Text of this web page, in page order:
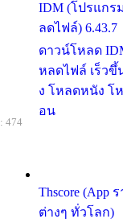
IDM (โปรแกรม
ลดไฟล์) 6.43.7
ดาวน์โหลด
หลดไฟล์ เร็วขึ้
ง โหลดหนัง โ
อน
Thscore (App
ต่างๆ ทั่วโลก)
474